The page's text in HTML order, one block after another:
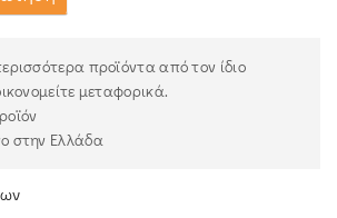
προϊόντα από τον ίδιο
μεταφορικά.
στην Ελλάδα